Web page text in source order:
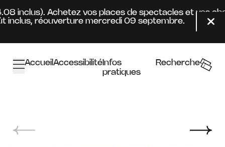
inclus). Achetez vos places de spectacles et vos
réouverture mercredi 09 septembre.
AccueilAccessibilitéInfos
pratiques
Recherche